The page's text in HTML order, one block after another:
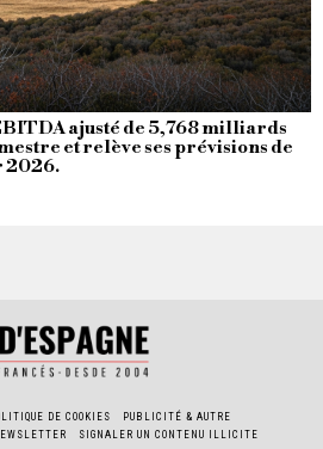
ajusté de 5,768 milliards
et relève ses prévisions de
2026.
DE COOKIES
PUBLICITÉ & AUTRE
SIGNALER UN CONTENU ILLICITE